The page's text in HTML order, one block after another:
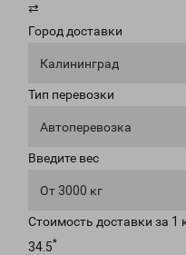
⇄
Город доставки
Калининград
Тип перевозки
Автоперевозка
Введите вес
От 3000 кг
Стоимость доставки за
34.5*